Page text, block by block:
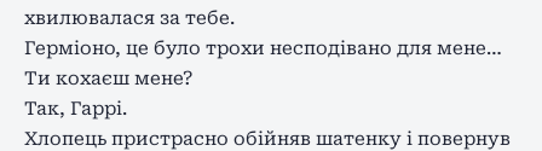
хвилювалася за тебе.
Герміоно, це було трохи несподівано для мене…
Ти кохаєш мене?
Так, Гаррі.
Хлопець пристрасно обійняв шатенку і повернув